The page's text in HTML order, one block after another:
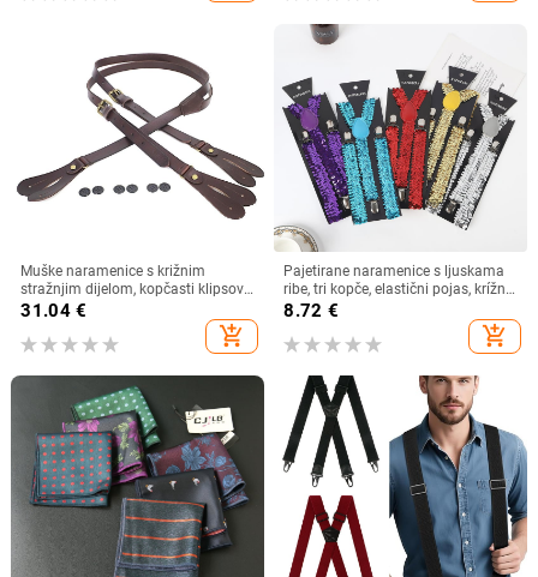
Muške naramenice s križnim
stražnjim dijelom, kopčasti klipsovi,
podesiva duljina
31.04€
add_shopping_cart
Pajetirane naramenice s ljuskama
ribe, tri kopče, elastični pojas, krížni
dizajn, za odrasle
8.72 €
add_shopping_cart